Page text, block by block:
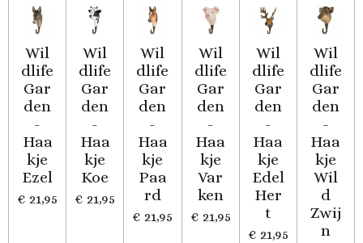
Wil
dlife
Gar
den
-
Haa
kje
Ezel
€ 21,95
Wil
dlife
Gar
den
-
Haa
kje
Koe
€ 21,95
Wil
dlife
Gar
den
-
Haa
kje
Paa
rd
€ 21,95
Wil
dlife
Gar
den
-
Haa
kje
Var
ken
€ 21,95
Wil
dlife
Gar
den
-
Haa
kje
Edel
Her
t
€ 21,95
Wil
dlife
Gar
den
-
Haa
kje
Wil
d
Zwij
n